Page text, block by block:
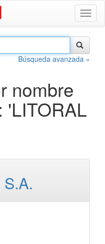
Búsqueda avanzada »
nombre
'LITORAL